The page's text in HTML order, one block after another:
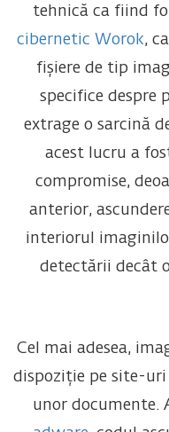
tehnică ca fiind
cibernetic Worok,
fișiere de tip
specifice despre
extrage o sarcină
acest lucru a
compromise,
anterior,
interiorul
detectării decât
Cel mai adesea,
dispoziție pe site-
unor documente.